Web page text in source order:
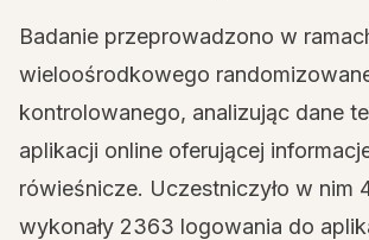
Badanie przeprowadzono w
wieloośrodkowego
kontrolowanego, analizując dane
aplikacji online oferującej
rówieśnicze. Uczestniczyło w nim
wykonały 2363 logowania do